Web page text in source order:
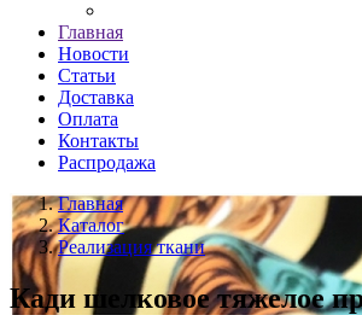
Главная
Новости
Статьи
Доставка
Оплата
Контакты
Распродажа
Главная
Каталог
Реализация ткани
Кади шелковое тяжелое